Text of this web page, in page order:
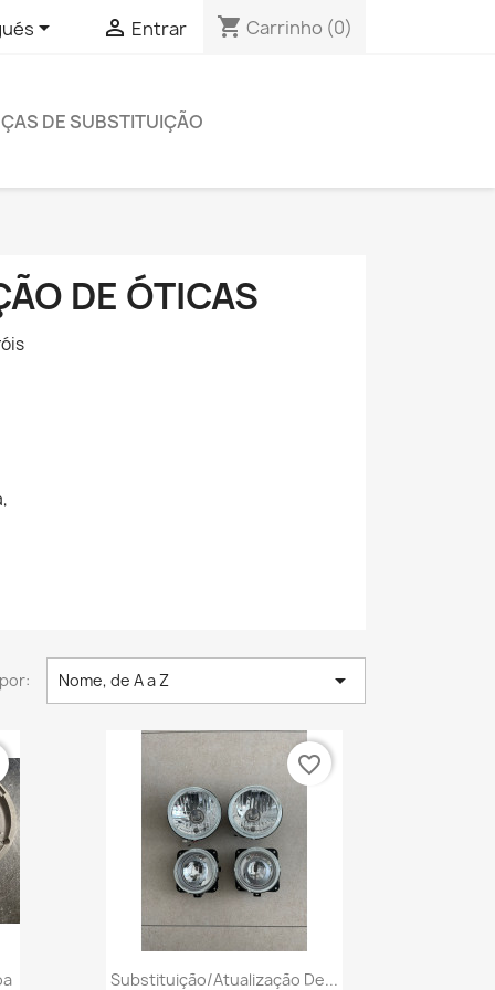
  Entrar shopping_cart Carrinho (0)
DE SUBSTITUIÇÃO
DE ÓTICAS
Nome, de A a Z 
Vista rápida
Substituição/atualização De...
favorite_border